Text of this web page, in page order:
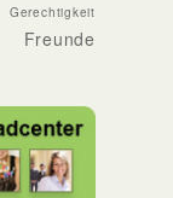
Gerechtigkeit
Freunde